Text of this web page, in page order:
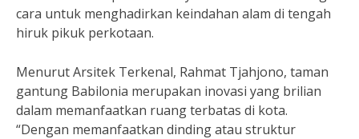
cara untuk menghadirkan keindahan alam di tengah
hiruk pikuk perkotaan.
Menurut Arsitek Terkenal, Rahmat Tjahjono, taman
gantung Babilonia merupakan inovasi yang brilian
dalam memanfaatkan ruang terbatas di kota.
“Dengan memanfaatkan dinding atau struktur